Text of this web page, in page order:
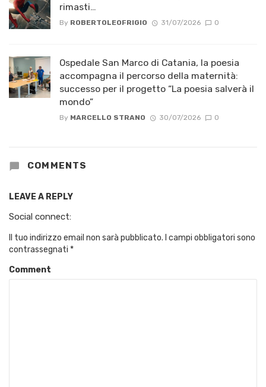
rimasti…
By ROBERTOLEOFRIGIO 31/07/2026 0
Ospedale San Marco di Catania, la poesia
accompagna il percorso della maternità:
successo per il progetto “La poesia salverà il
mondo”
By MARCELLO STRANO 30/07/2026 0
COMMENTS
LEAVE A REPLY
Social connect:
Il tuo indirizzo email non sarà pubblicato. I campi obbligatori sono
contrassegnati *
Comment